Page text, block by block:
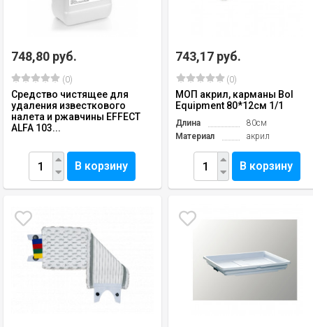
748,80 руб.
(0)
Средство чистящее для
удаления известкового
налета и ржавчины EFFECT
ALFA 103...
В корзину
743,17 руб.
(0)
МОП акрил, карманы Bol
Equipment 80*12см 1/1
Длина
80см
Материал
акрил
В корзину